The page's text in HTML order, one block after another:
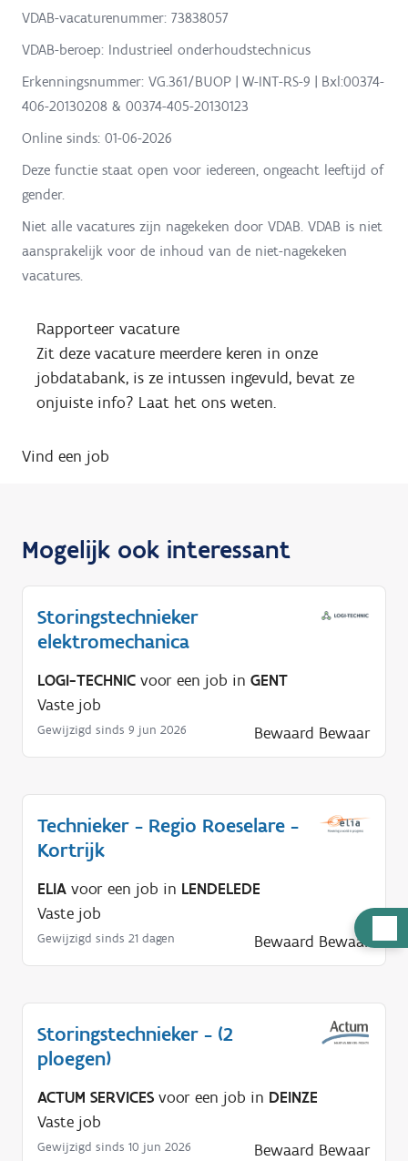
u
p
n
o
?
VDAB-vacaturenummer: 73838057
VDAB-beroep: Industrieel onderhoudstechnicus
Erkenningsnummer: VG.361/BUOP | W-INT-RS-9 | Bxl:00374-
406-20130208 & 00374-405-20130123
Online sinds: 01-06-2026
Deze functie staat open voor iedereen, ongeacht leeftijd of
gender.
Niet alle vacatures zijn nagekeken door VDAB. VDAB is niet
aansprakelijk voor de inhoud van de niet-nagekeken
vacatures.
Rapporteer vacature
Zit deze vacature meerdere keren in onze
jobdatabank, is ze intussen ingevuld, bevat ze
onjuiste info? Laat het ons weten.
Vind een job
Mogelijk ook interessant
Storingstechnieker
elektromechanica
LOGI-TECHNIC voor een job in GENT
Vaste job
Gewijzigd sinds 9 jun 2026 Bewaard Bewaar
Technieker - Regio Roeselare -
Kortrijk
ELIA voor een job in LENDELEDE
Vaste job
Gewijzigd sinds 21 dagen Bewaard Bewaar
Storingstechnieker - (2
ploegen)
ACTUM SERVICES voor een job in DEINZE
Vaste job
Gewijzigd sinds 10 jun 2026 Bewaard Bewaar